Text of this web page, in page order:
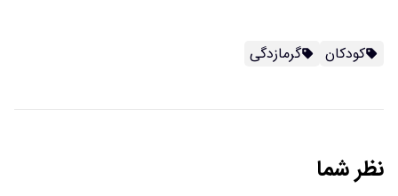
کودکان گرمازدگی
نظر شما